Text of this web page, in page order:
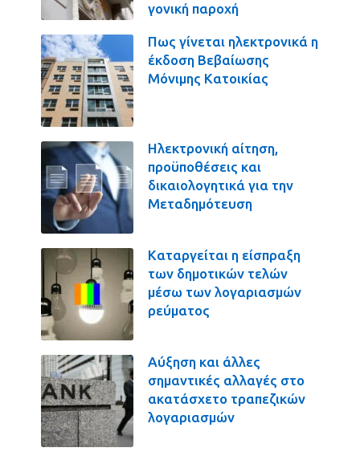
γονική παροχή
Πως γίνεται ηλεκτρονικά η
έκδοση Βεβαίωσης
Μόνιμης Κατοικίας
Ηλεκτρονική αίτηση,
προϋποθέσεις και
δικαιολογητικά για την
Μεταδημότευση
Καταργείται η είσπραξη
των δημοτικών τελών
μέσω των λογαριασμών
ρεύματος
Αύξηση και άλλες
σημαντικές αλλαγές στο
ακατάσχετο τραπεζικών
λογαριασμών